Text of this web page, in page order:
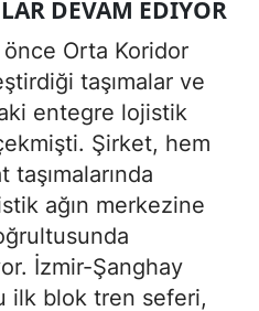
DEVAM EDIYOR
Orta Koridor
taşımalar ve
entegre lojistik
Şirket, hem
ağın merkezine
İzmir-Şanghay
ilk blok tren seferi,